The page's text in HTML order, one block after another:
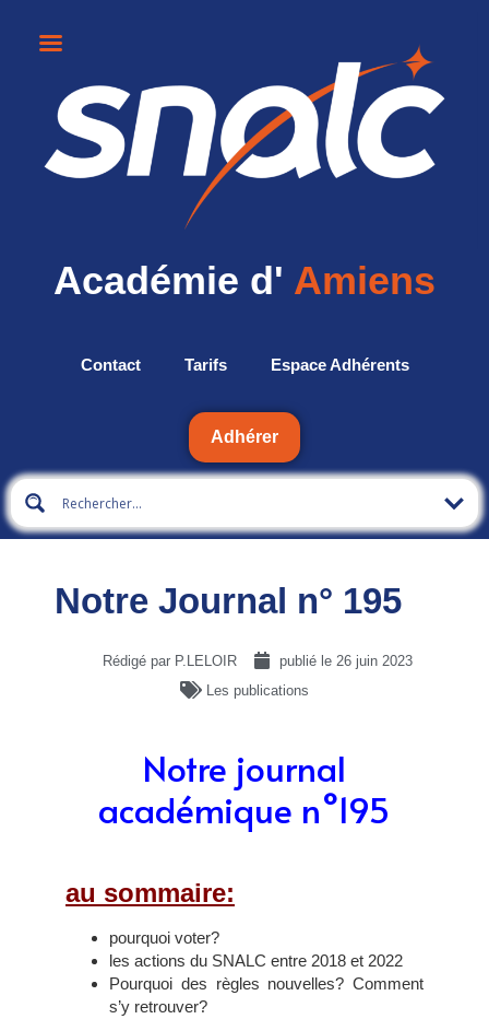
Académie d' Amiens
Contact Tarifs Espace Adhérents
Adhérer
Notre Journal n° 195
Rédigé par P.LELOIR publié le 26 juin 2023
Les publications
Notre journal
académique n°195
au sommaire:
pourquoi voter?
les actions du SNALC entre 2018 et 2022
Pourquoi des règles nouvelles? Comment
s’y retrouver?